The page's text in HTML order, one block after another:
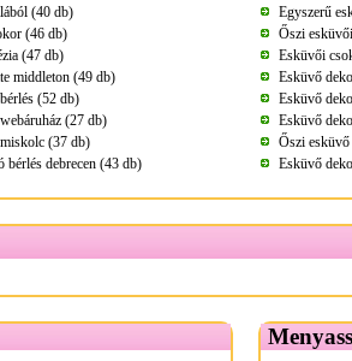
(40 db)
Egyszerű
(46 db)
Őszi
(47 db)
Esküvői
middleton (49 db)
Esküvő
(52 db)
Esküvő
(27 db)
Esküvő
(37 db)
Őszi
bérlés debrecen (43 db)
Esküvő